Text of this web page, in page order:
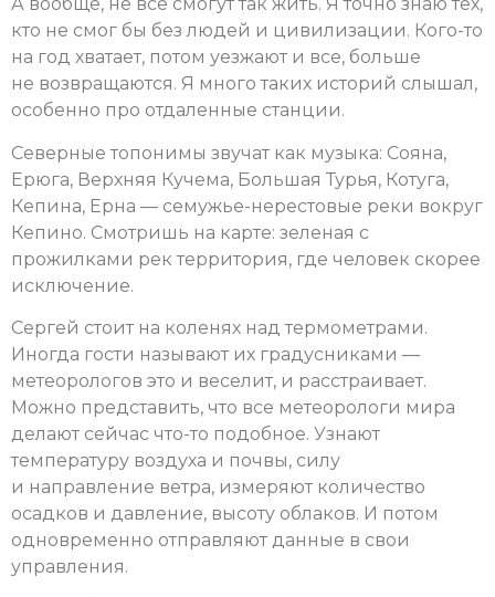
А вообще, не все смогут так жить. Я точно знаю тех,
кто не смог бы без людей и цивилизации. Кого-то
на год хватает, потом уезжают и все, больше
не возвращаются. Я много таких историй слышал,
особенно про отдаленные станции.
Северные топонимы звучат как музыка: Сояна,
Ерюга, Верхняя Кучема, Большая Турья, Котуга,
Кепина, Ерна — семужье-нерестовые реки вокруг
Кепино. Смотришь на карте: зеленая с
прожилками рек территория, где человек скорее
исключение.
Сергей стоит на коленях над термометрами.
Иногда гости называют их градусниками —
метеорологов это и веселит, и расстраивает.
Можно представить, что все метеорологи мира
делают сейчас что-то подобное. Узнают
температуру воздуха и почвы, силу
и направление ветра, измеряют количество
осадков и давление, высоту облаков. И потом
одновременно отправляют данные в свои
управления.